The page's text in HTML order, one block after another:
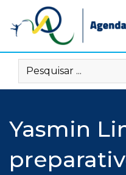
content
Yasmin